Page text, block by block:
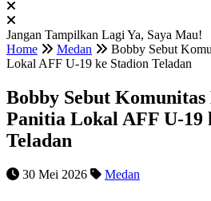
Jangan Tampilkan Lagi Ya, Saya Mau!
Home
Medan
Bobby Sebut
Lokal AFF U-19 ke Stadion Teladan
Bobby Sebut
Panitia Lokal AFF U-19
Teladan
30 Mei 2026 Medan